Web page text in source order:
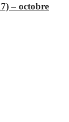
– octobre